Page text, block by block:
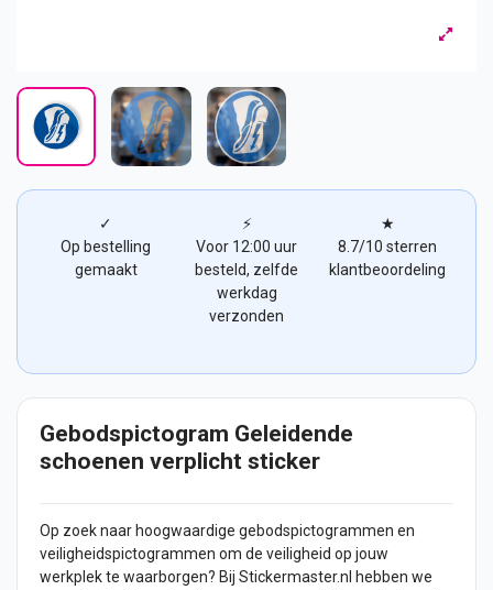
✓
Op bestelling
gemaakt
⚡
Voor 12:00 uur
besteld, zelfde
werkdag
verzonden
★
8.7/10 sterren
klantbeoordeling
Gebodspictogram Geleidende
schoenen verplicht sticker
Op zoek naar hoogwaardige gebodspictogrammen en
veiligheidspictogrammen om de veiligheid op jouw
werkplek te waarborgen? Bij Stickermaster.nl hebben we